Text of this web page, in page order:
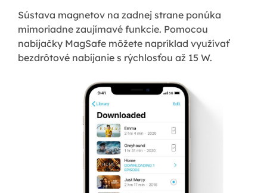
Sústava magnetov na zadnej strane ponúka
mimoriadne zaujímavé funkcie. Pomocou
nabíjačky MagSafe môžete napríklad využívať
bezdrôtové nabíjanie s rýchlosťou až 15 W.